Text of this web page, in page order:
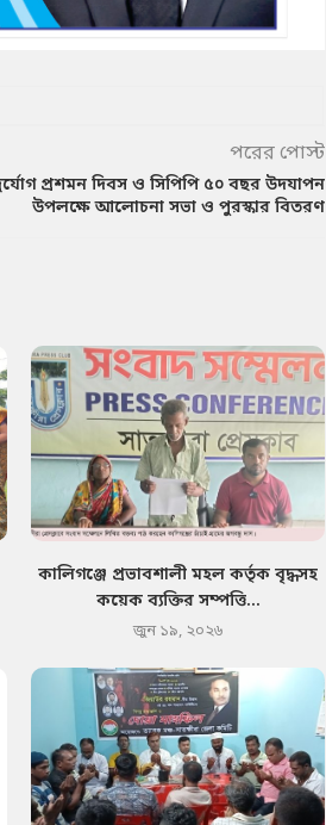
পরের পোস্ট
প্রশমন দিবস ও সিপিপি ৫০ বছর উদযাপন
উপলক্ষে আলোচনা সভা ও পুরস্কার বিতরণ
কালিগঞ্জে প্রভাবশালী মহল কর্তৃক বৃদ্ধসহ
কয়েক ব্যক্তির সম্পত্তি...
জুন ১৯, ২০২৬